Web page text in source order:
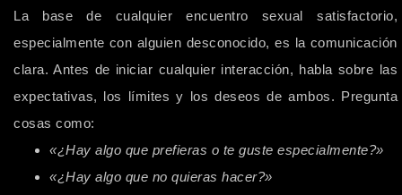
La base de cualquier encuentro sexual satisfactorio,
especialmente con alguien desconocido, es la comunicación
clara. Antes de iniciar cualquier interacción, habla sobre las
expectativas, los límites y los deseos de ambos. Pregunta
cosas como:
«¿Hay algo que prefieras o te guste especialmente?»
«¿Hay algo que no quieras hacer?»